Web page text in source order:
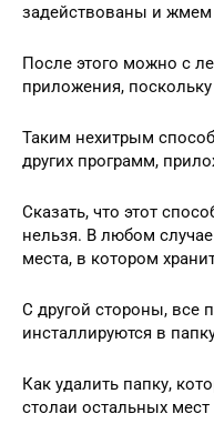
задействованы и жмем
После этого можно с
приложения,
Таким нехитрым
других программ,
Сказать, что этот
нельзя. В любом
места, в котором
С другой стороны, все
инсталлируются в
Как удалить папку,
столаи остальных